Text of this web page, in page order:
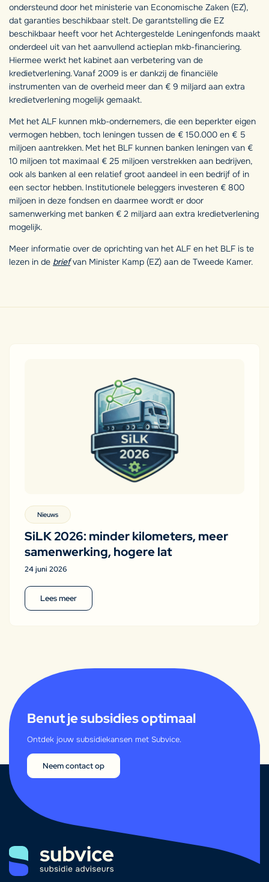
ondersteund door het ministerie van Economische Zaken (EZ),
dat garanties beschikbaar stelt. De garantstelling die EZ
beschikbaar heeft voor het Achtergestelde Leningenfonds maakt
onderdeel uit van het aanvullend actieplan mkb-financiering.
Hiermee werkt het kabinet aan verbetering van de
kredietverlening. Vanaf 2009 is er dankzij de financiële
instrumenten van de overheid meer dan € 9 miljard aan extra
kredietverlening mogelijk gemaakt.
Met het ALF kunnen mkb-ondernemers, die een beperkter eigen
vermogen hebben, toch leningen tussen de € 150.000 en € 5
miljoen aantrekken. Met het BLF kunnen banken leningen van €
10 miljoen tot maximaal € 25 miljoen verstrekken aan bedrijven,
ook als banken al een relatief groot aandeel in een bedrijf of in
een sector hebben. Institutionele beleggers investeren € 800
miljoen in deze fondsen en daarmee wordt er door
samenwerking met banken € 2 miljard aan extra kredietverlening
mogelijk.
Meer informatie over de oprichting van het ALF en het BLF is te
lezen in de briefvan Minister Kamp (EZ) aan de Tweede Kamer.
Nieuws
SiLK 2026: minder kilometers, meer
samenwerking, hogere lat
24 juni 2026
Lees meer
Benut je subsidies optimaal
Ontdek jouw subsidiekansen met Subvice.
Neem contact op